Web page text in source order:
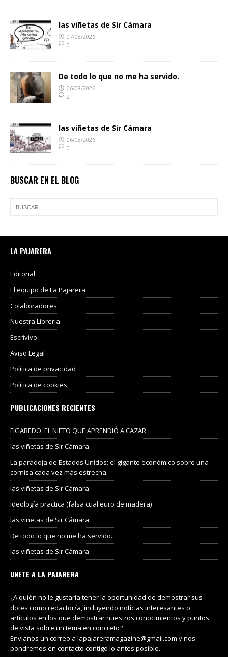
las viñetas de Sir Cámara
07/08/2026
0
De todo lo que no me ha servido.
06/08/2026
2
las viñetas de Sir Cámara
06/08/2026
0
BUSCAR EN EL BLOG
LA PAJARERA
Editorial
El equipo de La Pajarera
Colaboradores
Nuestra Libreria
Escrivivo
Aviso Legal
Política de privacidad
Política de cookies
PUBLICACIONES RECIENTES
FIGAREDO, EL NIETO QUE APRENDIÓ A CAZAR
las viñetas de Sir Cámara
La paradoja de Estados Unidos: el gigante económico sobre una
cornisa cada vez más estrecha
las viñetas de Sir Cámara
Ideología practica (falsa cual euro de madera)
las viñetas de Sir Cámara
De todo lo que no me ha servido.
las viñetas de Sir Cámara
UNETE A LA PAJARERA
¿A quién no le gustaría tener la oportunidad de demostrar sus
dotes como redactor/a, incluyendo noticias interesantes o
artículos en los que demostrar nuestros conocimientos y puntos
de vista sobre un tema en concreto?
Envianos un correo a lapajareramagazine@gmail.com y nos
pondremos en contacto contigo lo antes posible.